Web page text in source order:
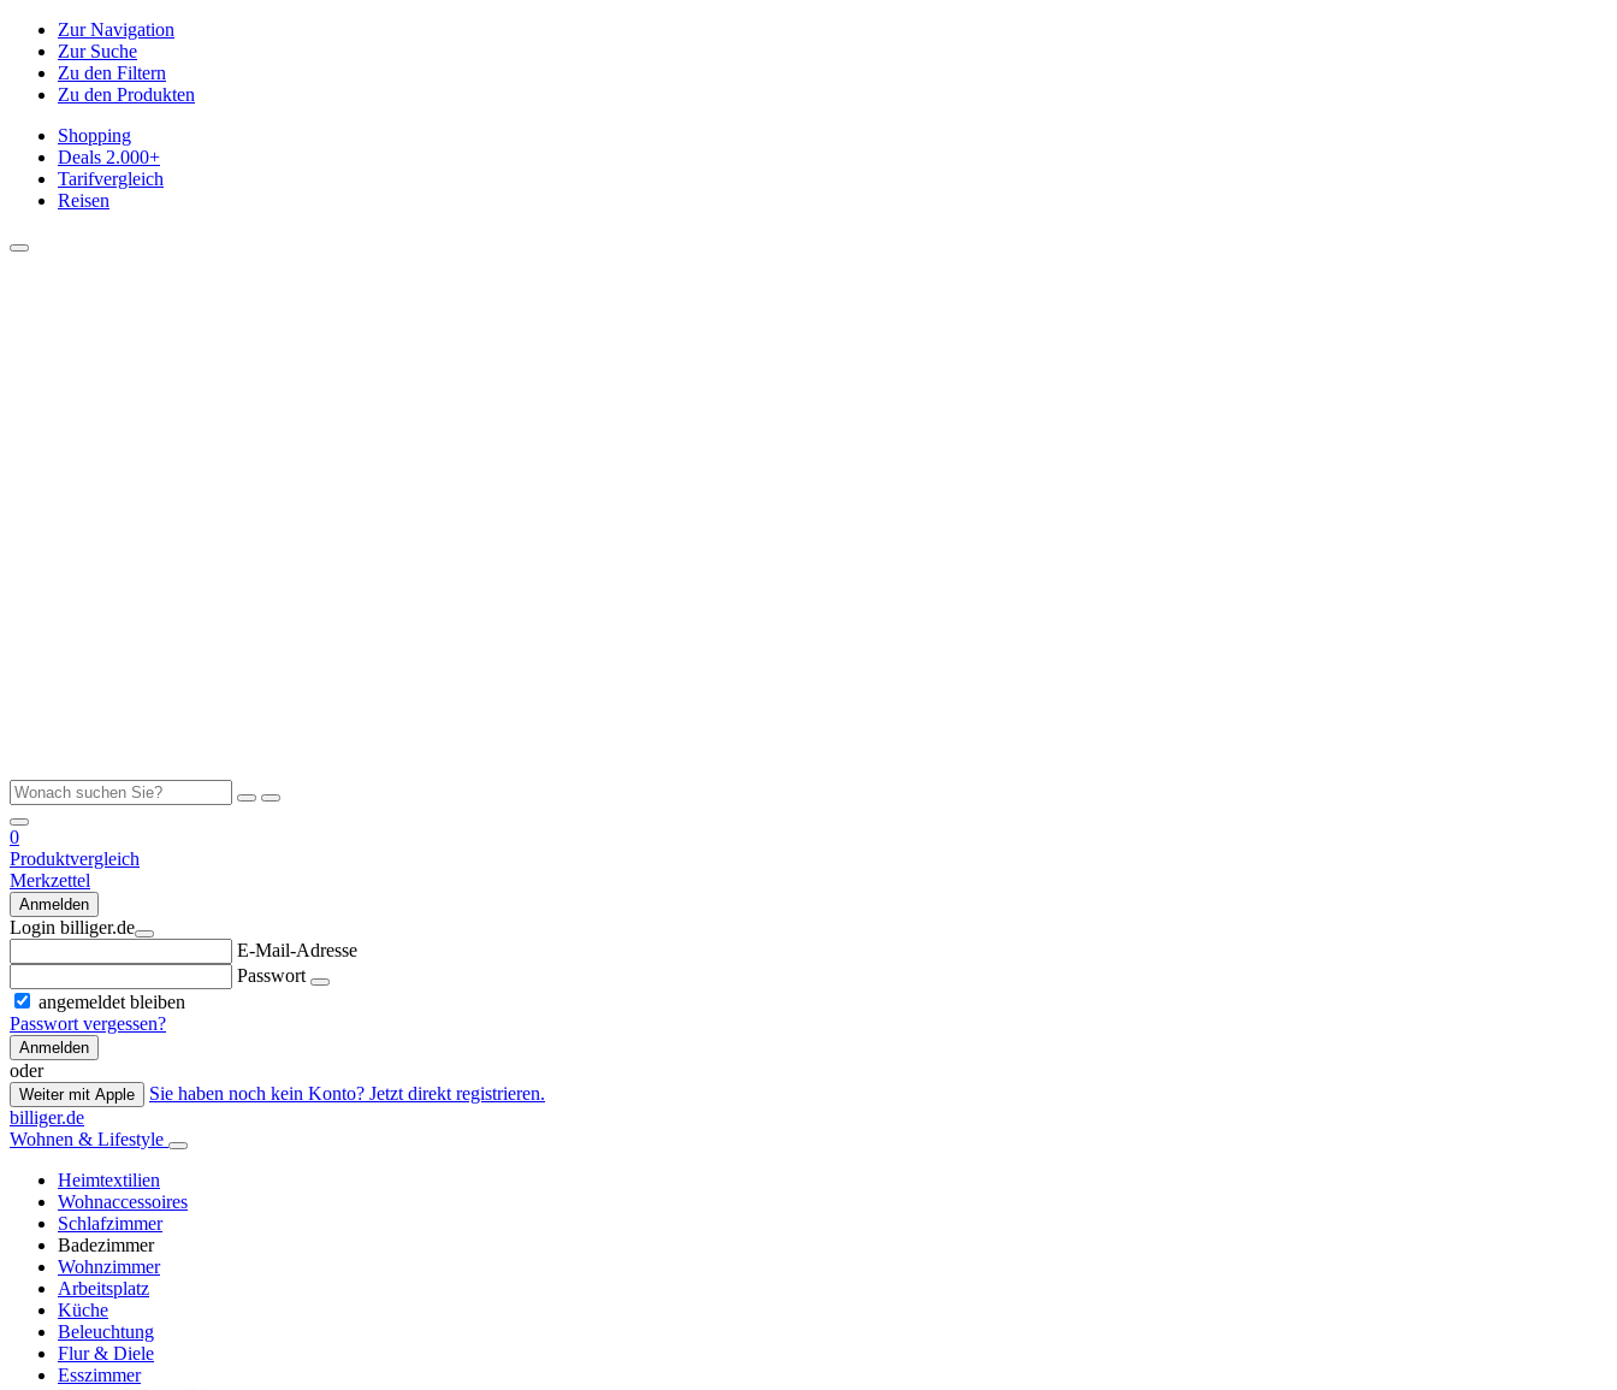
Zur Navigation
Zur Suche
Zu den Filtern
Zu den Produkten
Shopping
Deals 2.000+
Tarifvergleich
Reisen
0
Produktvergleich
Merkzettel
Anmelden
Login billiger.de
E-Mail-Adresse
Passwort
angemeldet bleiben
Passwort vergessen?
Anmelden
oder
Weiter mit Apple
Sie haben noch kein Konto? Jetzt direkt registrieren.
billiger.de
Wohnen & Lifestyle
Heimtextilien
Wohnaccessoires
Schlafzimmer
Badezimmer
Wohnzimmer
Arbeitsplatz
Küche
Beleuchtung
Flur & Diele
Esszimmer